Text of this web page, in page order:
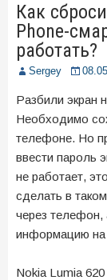
Как
Phone-
работать?
Sergey
Разбили экран
Необходимо
телефоне. Но
ввести пароль
не работает,
сделать в
через телефон,
информацию
Nokia Lumia 620